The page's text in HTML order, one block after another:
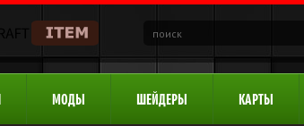
МОДЫ ШЕЙДЕРЫ КАРТЫ